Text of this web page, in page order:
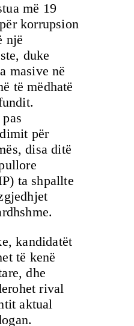
më 19
korrupsion
një
duke
masive në
të mëdhatë
për
disa ditë
ta shpallte
kandidatët
të kenë
dhe
rival
aktual